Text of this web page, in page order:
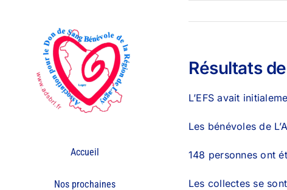
Accueil
Nos prochaines
Résultats
L’EFS avait
Les bénévoles de
148 personnes ont
Les collectes se